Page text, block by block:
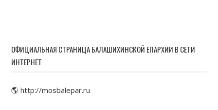
ОФИЦИАЛЬНАЯ СТРАНИЦА БАЛАШИХИНСКОЙ ЕПАРХИИ В СЕТИ
ИНТЕРНЕТ
🌎 http://mosbalepar.ru